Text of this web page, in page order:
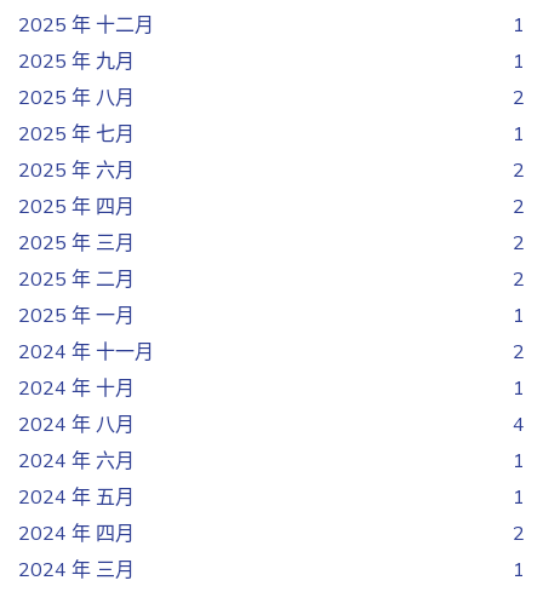
2025 年 十二月
1
2025 年 九月
1
2025 年 八月
2
2025 年 七月
1
2025 年 六月
2
2025 年 四月
2
2025 年 三月
2
2025 年 二月
2
2025 年 一月
1
2024 年 十一月
2
2024 年 十月
1
2024 年 八月
4
2024 年 六月
1
2024 年 五月
1
2024 年 四月
2
2024 年 三月
1